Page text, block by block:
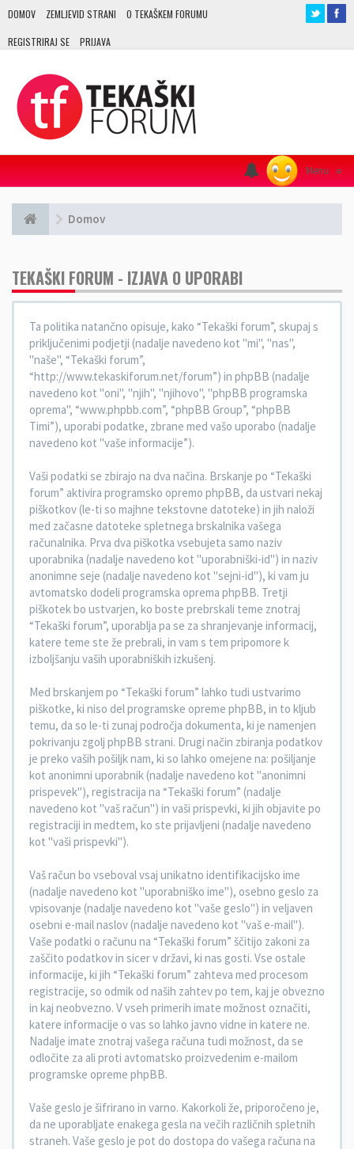
DOMOV ZEMLJEVID STRANI O TEKAŠKEM FORUMU
REGISTRIRAJ SE PRIJAVA
Menu ≡
Domov
TEKAŠKI FORUM - IZJAVA O UPORABI
Ta politika natančno opisuje, kako “Tekaški forum”, skupaj s
priključenimi podjetji (nadalje navedeno kot "mi", "nas",
"naše", “Tekaški forum”,
“http://www.tekaskiforum.net/forum”) in phpBB (nadalje
navedeno kot "oni", "njih", "njihovo", "phpBB programska
oprema", “www.phpbb.com”, “phpBB Group”, “phpBB
Timi”), uporabi podatke, zbrane med vašo uporabo (nadalje
navedeno kot "vaše informacije”).
Vaši podatki se zbirajo na dva načina. Brskanje po “Tekaški
forum” aktivira programsko opremo phpBB, da ustvari nekaj
piškotkov (le-ti so majhne tekstovne datoteke) in jih naloži
med začasne datoteke spletnega brskalnika vašega
računalnika. Prva dva piškotka vsebujeta samo naziv
uporabnika (nadalje navedeno kot "uporabniški-id") in naziv
anonimne seje (nadalje navedeno kot "sejni-id"), ki vam ju
avtomatsko dodeli programska oprema phpBB. Tretji
piškotek bo ustvarjen, ko boste prebrskali teme znotraj
“Tekaški forum”, uporablja pa se za shranjevanje informacij,
katere teme ste že prebrali, in vam s tem pripomore k
izboljšanju vaših uporabniških izkušenj.
Med brskanjem po “Tekaški forum” lahko tudi ustvarimo
piškotke, ki niso del programske opreme phpBB, in to kljub
temu, da so le-ti zunaj področja dokumenta, ki je namenjen
pokrivanju zgolj phpBB strani. Drugi način zbiranja podatkov
je preko vaših pošiljk nam, ki so lahko omejene na: pošiljanje
kot anonimni uporabnik (nadalje navedeno kot "anonimni
prispevek"), registracija na “Tekaški forum” (nadalje
navedeno kot "vaš račun") in vaši prispevki, ki jih objavite po
registraciji in medtem, ko ste prijavljeni (nadalje navedeno
kot "vaši prispevki").
Vaš račun bo vseboval vsaj unikatno identifikacijsko ime
(nadalje navedeno kot "uporabniško ime"), osebno geslo za
vpisovanje (nadalje navedeno kot "vaše geslo") in veljaven
osebni e-mail naslov (nadalje navedeno kot "vaš e-mail").
Vaše podatki o računu na “Tekaški forum” ščitijo zakoni za
zaščito podatkov in sicer v državi, ki nas gosti. Vse ostale
informacije, ki jih “Tekaški forum” zahteva med procesom
registracije, so odmik od naših zahtev po tem, kaj je obvezno
in kaj neobvezno. V vseh primerih imate možnost označiti,
katere informacije o vas so lahko javno vidne in katere ne.
Nadalje imate znotraj vašega računa tudi možnost, da se
odločite za ali proti avtomatsko proizvedenim e-mailom
programske opreme phpBB.
Vaše geslo je šifrirano in varno. Kakorkoli že, priporočeno je,
da ne uporabljate enakega gesla na večih različnih spletnih
straneh. Vaše geslo je pot do dostopa do vašega računa na